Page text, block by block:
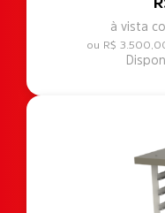
à vista
R$